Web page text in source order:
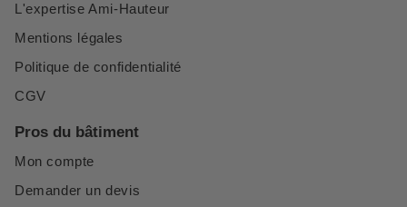
L'expertise Ami-Hauteur
Mentions légales
Politique de confidentialité
CGV
Pros du bâtiment
Mon compte
Demander un devis